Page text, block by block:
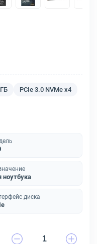
PCIe 3.0 NVMe x4
ноутбука
диска